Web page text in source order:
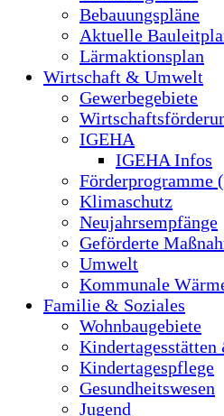
Bebauungspläne
Aktuelle
Lärmaktionsplan
Wirtschaft & Umwelt
Gewerbegebiete
IGEHA
IGEHA Infos
Förderprogramme
Klimaschutz
Neujahrsempfänge
Geförderte
Umwelt
Kommunale
Familie & Soziales
Wohnbaugebiete
Kindertagesstätten
Kindertagespflege
Gesundheitswesen
Jugend